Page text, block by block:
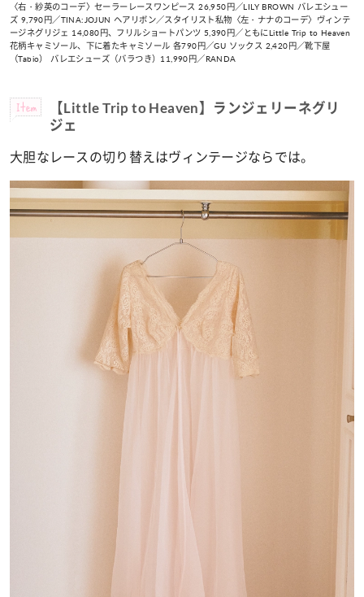
〈右・紗英のコーデ〉セーラーレースワンピース 26,950円／LILY BROWN バレエシュー
ズ 9,790円／TINA:JOJUN ヘアリボン／スタイリスト私物〈左・ナナのコーデ〉ヴィンテ
ージネグリジェ 14,080円、フリルショートパンツ 5,390円／ともにLittle Trip to Heaven
花柄キャミソール、下に着たキャミソール 各790円／GU ソックス 2,420円／靴下屋
（Tabio） バレエシューズ（バラつき）11,990円／RANDA
Item
【Little Trip to Heaven】ランジェリーネグリ
ジェ
大胆なレースの切り替えはヴィンテージならでは。